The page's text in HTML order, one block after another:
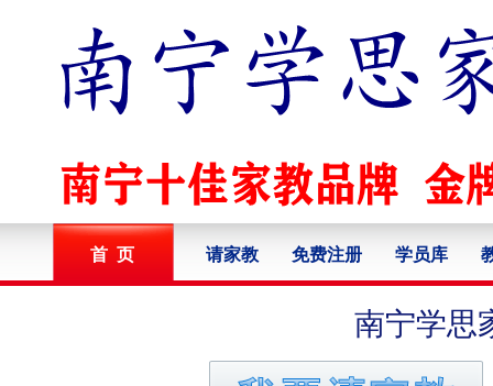
首 页 请家教 免费注册 学员库
南宁学思